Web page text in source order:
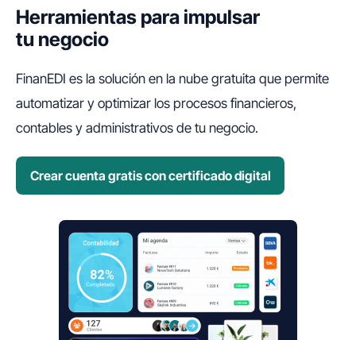
Herramientas para impulsar
tu negocio
FinanEDI es la solución en la nube gratuita que permite
automatizar y optimizar los procesos financieros,
contables y administrativos de tu negocio.
Crear cuenta gratis con certificado digital